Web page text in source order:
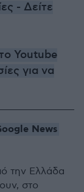
- Δείτε
Youtube
για να
News
την Ελλάδα
στο